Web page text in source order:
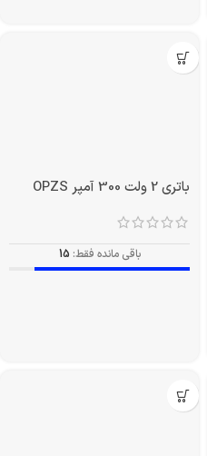
باتری 2 ولت 300 آمپر OPZS
باقی مانده فقط: 15